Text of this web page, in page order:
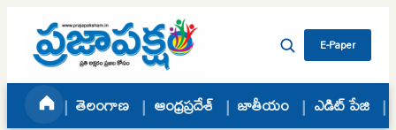
Skip to content
E-Paper
తెలంగాణ ఆంధ్రప్రదేశ్ జాతీయం ఎడిట్ పేజి